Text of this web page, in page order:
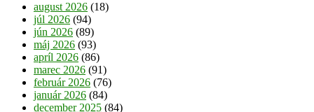
august 2026 (18)
júl 2026 (94)
jún 2026 (89)
máj 2026 (93)
apríl 2026 (86)
marec 2026 (91)
február 2026 (76)
január 2026 (84)
december 2025 (84)